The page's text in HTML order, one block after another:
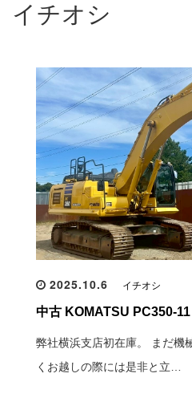
イチオシ
2025.10.6 イチオシ
中古 KOMATSU PC350-
弊社横浜支店初在庫。 まだ機
くお越しの際には是非と立…